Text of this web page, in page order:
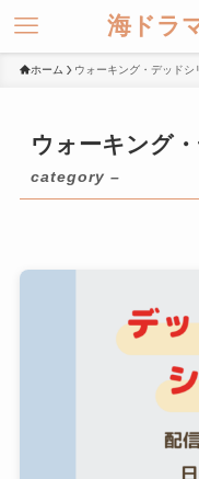
海ドラ
ホーム ウォーキング・デッドシ
ウォーキング
category –